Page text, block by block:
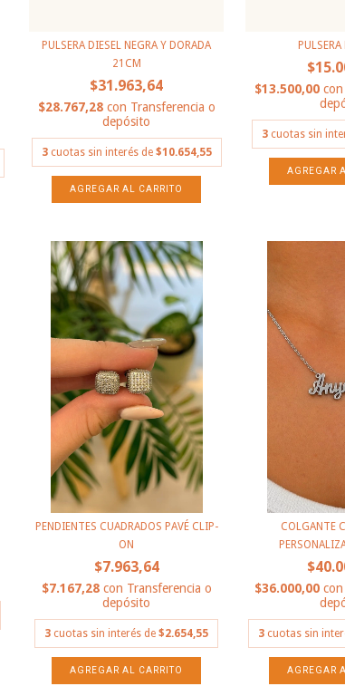
PULSERA DIESEL NEGRA Y DORADA
21CM
$31.963,64
$28.767,28 con Transferencia o
depósito
3 cuotas sin interés de $10.654,55
PULSERA
$13.500,00con
3 cuotas sin
PENDIENTES CUADRADOS PAVÉ CLIP-
ON
$7.963,64
$7.167,28 con Transferencia o
depósito
3 cuotas sin interés de$2.654,55
COLGANTE
$36.000,00con
3 cuotas sin